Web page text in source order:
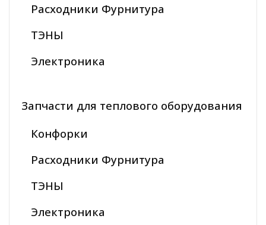
Расходники Фурнитура
ТЭНЫ
Электроника
Запчасти для теплового оборудования
Конфорки
Расходники Фурнитура
ТЭНЫ
Электроника